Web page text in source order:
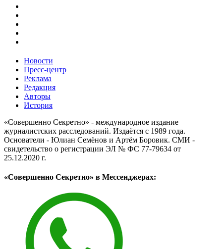
Новости
Пресс-центр
Реклама
Редакция
Авторы
История
«Совершенно Секретно» - международное издание
журналистских расследований. Издаётся с 1989 года.
Основатели - Юлиан Семёнов и Артём Боровик. CМИ -
свидетельство о регистрации ЭЛ № ФС 77-79634 от
25.12.2020 г.
«Совершенно Секретно» в Мессенджерах: